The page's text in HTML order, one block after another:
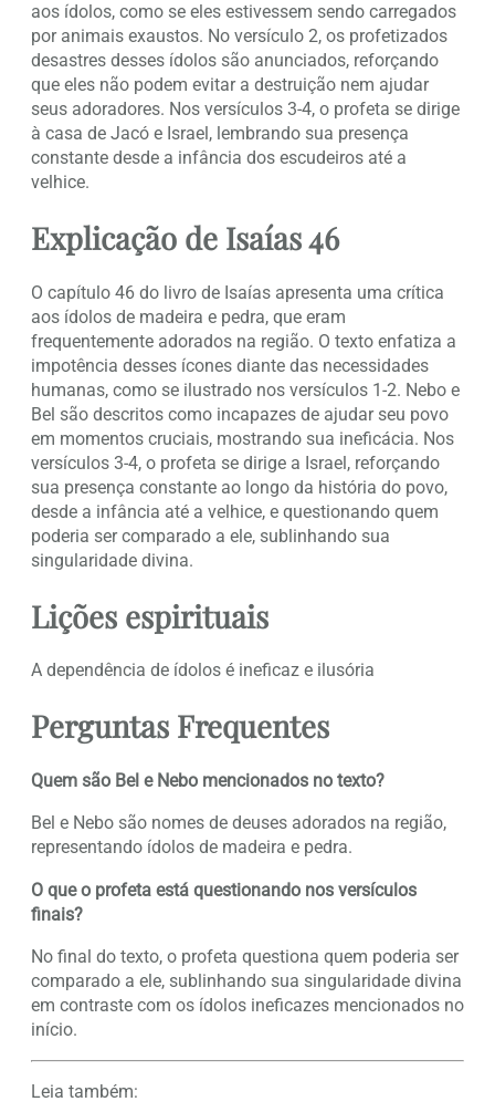
aos ídolos, como se eles estivessem sendo carregados
por animais exaustos. No versículo 2, os profetizados
desastres desses ídolos são anunciados, reforçando
que eles não podem evitar a destruição nem ajudar
seus adoradores. Nos versículos 3-4, o profeta se dirige
à casa de Jacó e Israel, lembrando sua presença
constante desde a infância dos escudeiros até a
velhice.
Explicação de Isaías 46
O capítulo 46 do livro de Isaías apresenta uma crítica
aos ídolos de madeira e pedra, que eram
frequentemente adorados na região. O texto enfatiza a
impotência desses ícones diante das necessidades
humanas, como se ilustrado nos versículos 1-2. Nebo e
Bel são descritos como incapazes de ajudar seu povo
em momentos cruciais, mostrando sua ineficácia. Nos
versículos 3-4, o profeta se dirige a Israel, reforçando
sua presença constante ao longo da história do povo,
desde a infância até a velhice, e questionando quem
poderia ser comparado a ele, sublinhando sua
singularidade divina.
Lições espirituais
A dependência de ídolos é ineficaz e ilusória
Perguntas Frequentes
Quem são Bel e Nebo mencionados no texto?
Bel e Nebo são nomes de deuses adorados na região,
representando ídolos de madeira e pedra.
O que o profeta está questionando nos versículos
finais?
No final do texto, o profeta questiona quem poderia ser
comparado a ele, sublinhando sua singularidade divina
em contraste com os ídolos ineficazes mencionados no
início.
Leia também: